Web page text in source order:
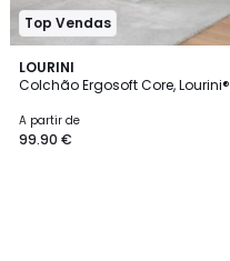
Top Vendas
LOURINI
Colchão Ergosoft Core, Lourini®
Preço
a
A partir de
99.90 €